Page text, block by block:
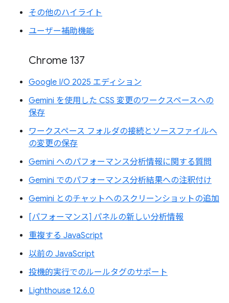
その他のハイライト
ユーザー補助機能
Chrome 137
Google I/O 2025 エディション
Gemini を使用した CSS 変更のワークスペースへの
保存
ワークスペース フォルダの接続とソースファイルへ
の変更の保存
Gemini へのパフォーマンス分析情報に関する質問
Gemini でのパフォーマンス分析結果への注釈付け
Gemini とのチャットへのスクリーンショットの追加
[パフォーマンス] パネルの新しい分析情報
重複する JavaScript
以前の JavaScript
投機的実行でのルールタグのサポート
Lighthouse 12.6.0